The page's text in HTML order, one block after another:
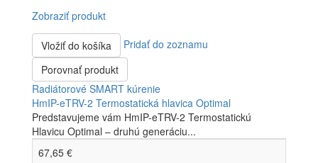
Zobraziť produkt
Vložiť do košíka
Pridať do zoznamu
Porovnať produkt
Radiátorové SMART kúrenie
HmIP-eTRV-2 Termostatická hlavica Optimal
Predstavujeme vám HmIP-eTRV-2 Termostatickú
Hlavicu Optimal – druhú generáciu...
67,65 €